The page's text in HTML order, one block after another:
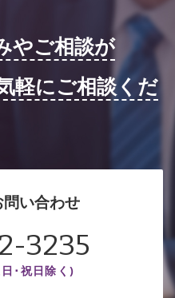
やご相談が
軽にご相談くだ
い合わせ
3235
･祝日除く)